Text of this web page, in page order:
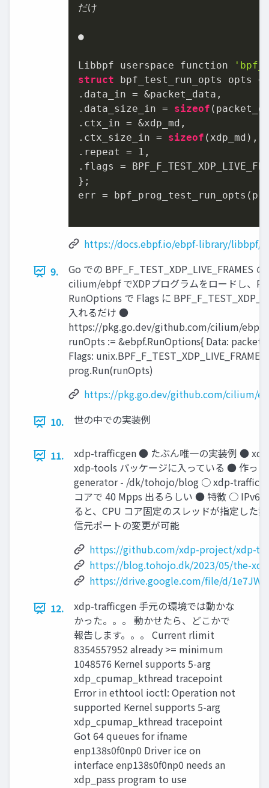
だけ
●
Libbpf userspace function
struct bpf_test_run_opts opts
.data_in = &packet_data,
.data_size_in = sizeof
.ctx_in = &xdp_md,
.ctx_size_in = sizeof (xdp_md),
.repeat =
1 ,
.flags =
};
err =
https://docs.ebpf.io/ebpf-library/libbpf/
9.
Go での BPF_F_TEST_XDP_LIVE_FRAMES
cilium/ebpf でXDPプログラムをロードし、
RunOptions で Flags に
入れるだけ ●
https://pkg.go.dev/github.com/cilium/
runOpts := &ebpf.RunOptions{ Data:
Flags:
prog.Run(runOpts)
https://pkg.go.dev/github.com/cilium/
10.
世の中での実装例
11.
xdp-traﬃcgen ● たぶん唯一の実装例 ●
xdp-tools パッケージに入っている ● 作っ
generator - /dk/tohojo/blog ○ xdp-
コアで 40 Mpps 出るらしい ● 特徴 ○ IPv6
ると、CPU コア固定のスレッドが指定した
信元ポートの変更が可能
https://github.com/xdp-project/xdp-
https://blog.tohojo.dk/2023/05/the-
https://drive.google.com/file/d/
12.
xdp-traﬃcgen 手元の環境では動かな
かった。。。 動かせたら、どこかで
報告します。。。 Current rlimit
8354557952 already >= minimum
1048576 Kernel supports 5-arg
xdp_cpumap_kthread tracepoint
Error in ethtool ioctl: Operation not
supported Kernel supports 5-arg
xdp_cpumap_kthread tracepoint
Got 64 queues for ifname
enp138s0f0np0 Driver ice on
interface enp138s0f0np0 needs an
xdp_pass program to use